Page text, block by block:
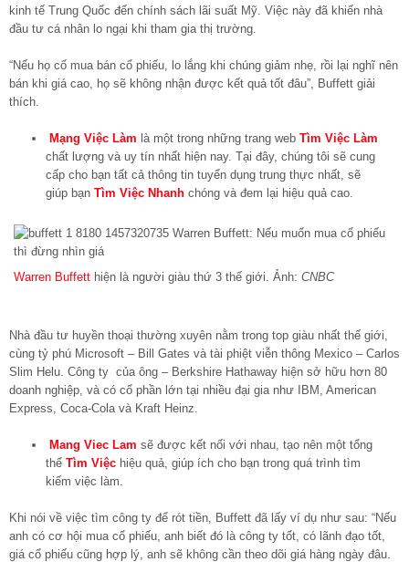
kinh tế Trung Quốc đến chính sách lãi suất Mỹ. Việc này đã khiến nhà
đầu tư cá nhân lo ngại khi tham gia thị trường.
“Nếu họ cố mua bán cổ phiếu, lo lắng khi chúng giảm nhẹ, rồi lại nghĩ nên
bán khi giá cao, họ sẽ không nhận được kết quả tốt đâu”, Buffett giải
thích.
Mạng Việc Làm là một trong những trang web Tìm Việc Làm
chất lượng và uy tín nhất hiện nay. Tại đây, chúng tôi sẽ cung
cấp cho bạn tất cả thông tin tuyển dụng trung thực nhất, sẽ
giúp bạn Tìm Việc Nhanh chóng và đem lại hiệu quả cao.
Warren Buffett hiện là người giàu thứ 3 thế giới. Ảnh: CNBC
Nhà đầu tư huyền thoại thường xuyên nằm trong top giàu nhất thế giới,
cùng tỷ phú Microsoft – Bill Gates và tài phiệt viễn thông Mexico – Carlos
Slim Helu. Công ty của ông – Berkshire Hathaway hiện sở hữu hơn 80
doanh nghiệp, và có cổ phần lớn tại nhiều đại gia như IBM, American
Express, Coca-Cola và Kraft Heinz.
Mang Viec Lam sẽ được kết nối với nhau, tạo nên một tổng
thể Tìm Việc hiệu quả, giúp ích cho bạn trong quá trình tìm
kiếm việc làm.
Khi nói về việc tìm công ty để rót tiền, Buffett đã lấy ví dụ như sau: “Nếu
anh có cơ hội mua cổ phiếu, anh biết đó là công ty tốt, có lãnh đạo tốt,
giá cổ phiếu cũng hợp lý, anh sẽ không cần theo dõi giá hàng ngày đâu.